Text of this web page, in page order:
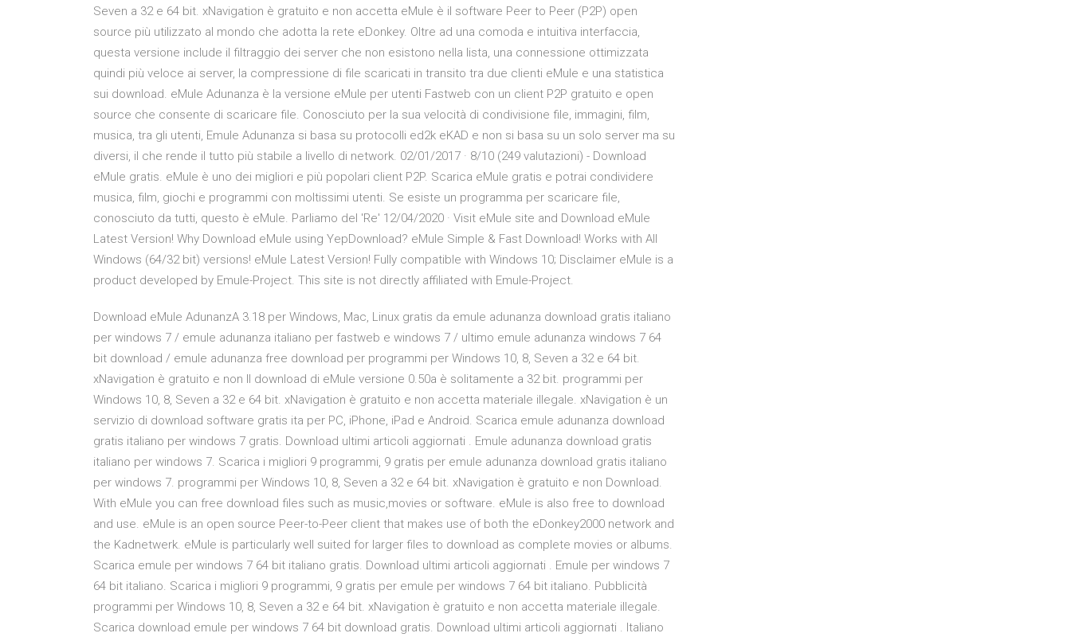
Seven a 32 e 64 bit. xNavigation è gratuito e non accetta eMule è il software Peer to Peer (P2P) open
source più utilizzato al mondo che adotta la rete eDonkey. Oltre ad una comoda e intuitiva interfaccia,
questa versione include il filtraggio dei server che non esistono nella lista, una connessione ottimizzata
quindi più veloce ai server, la compressione di file scaricati in transito tra due clienti eMule e una statistica
sui download. eMule Adunanza è la versione eMule per utenti Fastweb con un client P2P gratuito e open
source che consente di scaricare file. Conosciuto per la sua velocità di condivisione file, immagini, film,
musica, tra gli utenti, Emule Adunanza si basa su protocolli ed2k eKAD e non si basa su un solo server ma su
diversi, il che rende il tutto più stabile a livello di network. 02/01/2017 · 8/10 (249 valutazioni) - Download
eMule gratis. eMule è uno dei migliori e più popolari client P2P. Scarica eMule gratis e potrai condividere
musica, film, giochi e programmi con moltissimi utenti. Se esiste un programma per scaricare file,
conosciuto da tutti, questo è eMule. Parliamo del 'Re' 12/04/2020 · Visit eMule site and Download eMule
Latest Version! Why Download eMule using YepDownload? eMule Simple & Fast Download! Works with All
Windows (64/32 bit) versions! eMule Latest Version! Fully compatible with Windows 10; Disclaimer eMule is a
product developed by Emule-Project. This site is not directly affiliated with Emule-Project.
Download eMule AdunanzA 3.18 per Windows, Mac, Linux gratis da emule adunanza download gratis italiano
per windows 7 / emule adunanza italiano per fastweb e windows 7 / ultimo emule adunanza windows 7 64
bit download / emule adunanza free download per programmi per Windows 10, 8, Seven a 32 e 64 bit.
xNavigation è gratuito e non Il download di eMule versione 0.50a è solitamente a 32 bit. programmi per
Windows 10, 8, Seven a 32 e 64 bit. xNavigation è gratuito e non accetta materiale illegale. xNavigation è un
servizio di download software gratis ita per PC, iPhone, iPad e Android. Scarica emule adunanza download
gratis italiano per windows 7 gratis. Download ultimi articoli aggiornati . Emule adunanza download gratis
italiano per windows 7. Scarica i migliori 9 programmi, 9 gratis per emule adunanza download gratis italiano
per windows 7. programmi per Windows 10, 8, Seven a 32 e 64 bit. xNavigation è gratuito e non Download.
With eMule you can free download files such as music,movies or software. eMule is also free to download
and use. eMule is an open source Peer-to-Peer client that makes use of both the eDonkey2000 network and
the Kadnetwerk. eMule is particularly well suited for larger files to download as complete movies or albums.
Scarica emule per windows 7 64 bit italiano gratis. Download ultimi articoli aggiornati . Emule per windows 7
64 bit italiano. Scarica i migliori 9 programmi, 9 gratis per emule per windows 7 64 bit italiano. Pubblicità
programmi per Windows 10, 8, Seven a 32 e 64 bit. xNavigation è gratuito e non accetta materiale illegale.
Scarica download emule per windows 7 64 bit download gratis. Download ultimi articoli aggiornati . Italiano